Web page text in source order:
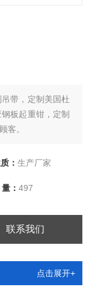
带，定制美国杜
板起重钳，定制
客。
： 生产厂家
： 497
联系我们
点击展开+